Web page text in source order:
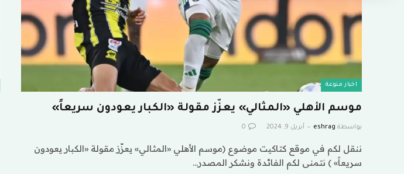
اخبار منوعة
موسم الأهلي «المثالي» يعزّز مقولة «الكبار يعودون سريعاً»
بواسطة eshrag أبريل 9, 2024 0
ننقل لكم في موقع كتاكيت موضوع (موسم الأهلي «المثالي» يعزّز مقولة «الكبار يعودون
سريعاً» ) نتمنى لكم الفائدة ونشكر المصدر…